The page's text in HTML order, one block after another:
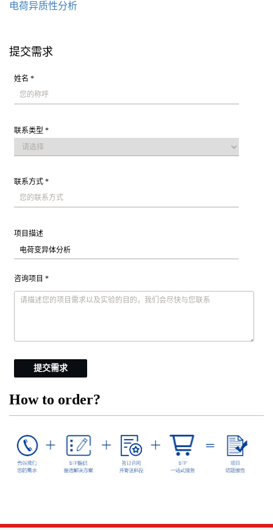
电荷异质性分析
提交需求
姓名 *
联系类型 *
联系方式 *
项目描述
咨询项目 *
提交需求
How to order?